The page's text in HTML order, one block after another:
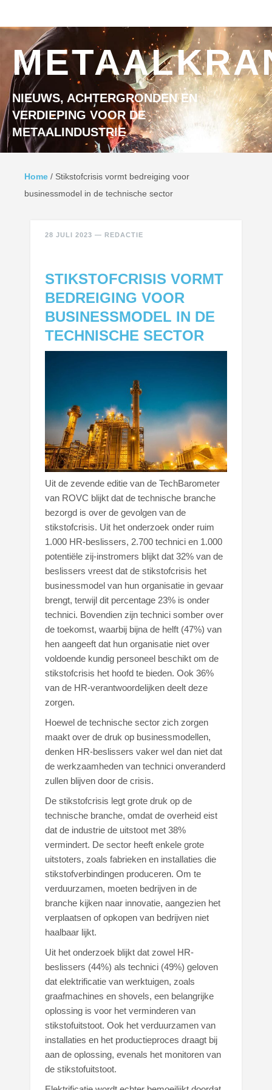
NIEUWS, ACHTERGRONDEN EN
VERDIEPING VOOR DE
METAALINDUSTRIE
Home / Stikstofcrisis vormt bedreiging voor
businessmodel in de technische sector
28 JULI 2023 — REDACTIE
STIKSTOFCRISIS VORMT
BEDREIGING VOOR
BUSINESSMODEL IN DE
TECHNISCHE SECTOR
Uit de zevende editie van de TechBarometer
van ROVC blijkt dat de technische branche
bezorgd is over de gevolgen van de
stikstofcrisis. Uit het onderzoek onder ruim
1.000 HR-beslissers, 2.700 technici en 1.000
potentiële zij-instromers blijkt dat 32% van de
beslissers vreest dat de stikstofcrisis het
businessmodel van hun organisatie in gevaar
brengt, terwijl dit percentage 23% is onder
technici. Bovendien zijn technici somber over
de toekomst, waarbij bijna de helft (47%) van
hen aangeeft dat hun organisatie niet over
voldoende kundig personeel beschikt om de
stikstofcrisis het hoofd te bieden. Ook 36%
van de HR-verantwoordelijken deelt deze
zorgen.
Hoewel de technische sector zich zorgen
maakt over de druk op businessmodellen,
denken HR-beslissers vaker wel dan niet dat
de werkzaamheden van technici onveranderd
zullen blijven door de crisis.
De stikstofcrisis legt grote druk op de
technische branche, omdat de overheid eist
dat de industrie de uitstoot met 38%
vermindert. De sector heeft enkele grote
uitstoters, zoals fabrieken en installaties die
stikstofverbindingen produceren. Om te
verduurzamen, moeten bedrijven in de
branche kijken naar innovatie, aangezien het
verplaatsen of opkopen van bedrijven niet
haalbaar lijkt.
Uit het onderzoek blijkt dat zowel HR-
beslissers (44%) als technici (49%) geloven
dat elektrificatie van werktuigen, zoals
graafmachines en shovels, een belangrijke
oplossing is voor het verminderen van
stikstofuitstoot. Ook het verduurzamen van
installaties en het productieproces draagt bij
aan de oplossing, evenals het monitoren van
de stikstofuitstoot.